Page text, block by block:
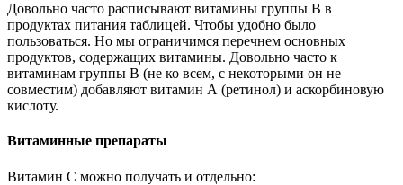
Довольно часто расписывают витамины группы В в
продуктах питания таблицей. Чтобы удобно было
пользоваться. Но мы ограничимся перечнем основных
продуктов, содержащих витамины. Довольно часто к
витаминам группы В (не ко всем, с некоторыми он не
совместим) добавляют витамин А (ретинол) и аскорбиновую
кислоту.
Витаминные препараты
Витамин С можно получать и отдельно: